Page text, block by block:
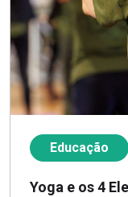
Educação
Yoga e os 4